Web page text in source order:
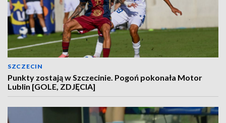
SZCZECIN
Punkty zostają w Szczecinie. Pogoń pokonała Motor
Lublin [GOLE, ZDJĘCIA]